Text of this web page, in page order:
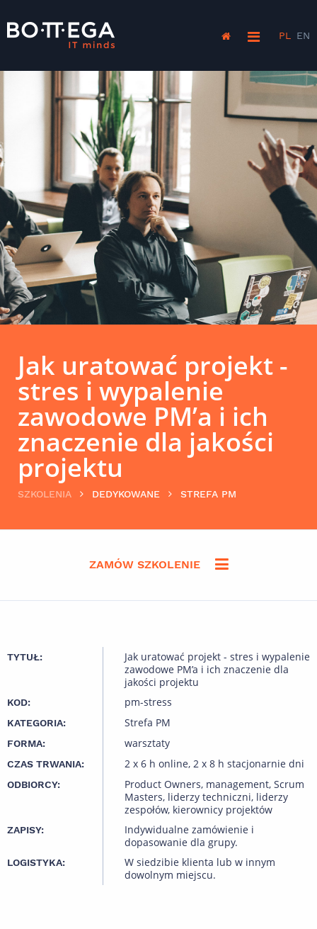
PL EN
Jak uratować projekt -
stres i wypalenie
zawodowe PM’a i ich
znaczenie dla jakości
projektu
SZKOLENIA DEDYKOWANE STREFA PM
ZAMÓW SZKOLENIE
TYTUŁ:
Jak uratować projekt - stres i wypalenie
zawodowe PM’a i ich znaczenie dla
jakości projektu
KOD: pm-stress
KATEGORIA: Strefa PM
FORMA: warsztaty
CZAS TRWANIA: 2 x 6 h online, 2 x 8 h stacjonarnie dni
ODBIORCY:
Product Owners, management, Scrum
Masters, liderzy techniczni, liderzy
zespołów, kierownicy projektów
ZAPISY:
Indywidualne zamówienie i
dopasowanie dla grupy.
LOGISTYKA:
W siedzibie klienta lub w innym
dowolnym miejscu.